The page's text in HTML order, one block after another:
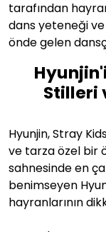
tarafından
dans yeteneği ve
önde gelen
Stilleri
Hyunjin, Stray
ve tarza özel bir
sahnesinde en
benimseyen
hayranlarının